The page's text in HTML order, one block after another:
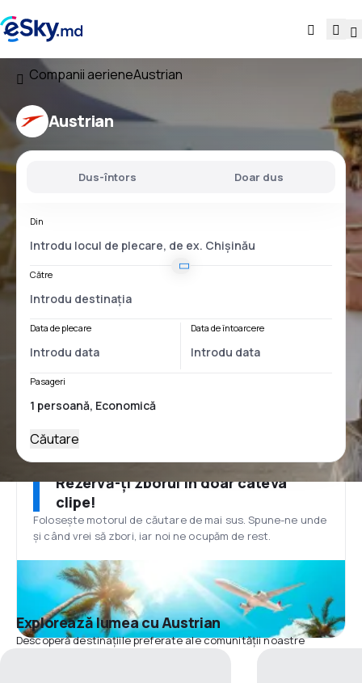
Companii aerieneAustrian
Austrian
Dus-întors Doar dus
Din
Către
Data de plecare Data de întoarcere
Pasageri
Căutare
Rezervă-ți zborul în doar câteva
clipe!
Folosește motorul de căutare de mai sus. Spune-ne unde
și când vrei să zbori, iar noi ne ocupăm de rest.
Explorează lumea cu Austrian
Descoperă destinațiile preferate ale comunității noastre